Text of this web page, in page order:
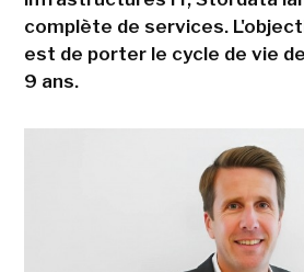
complète de services.
est de porter le cycle de vie
9 ans.